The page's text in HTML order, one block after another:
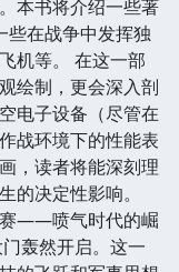
本书将介绍一些著
在战争中发挥独
机等。 在这一部
绘制，更会深入剖
电子设备（尽管在
战环境下的性能表
，读者将能深刻理
的决定性影响。
赛——喷气时代的崛
轰然开启。这一